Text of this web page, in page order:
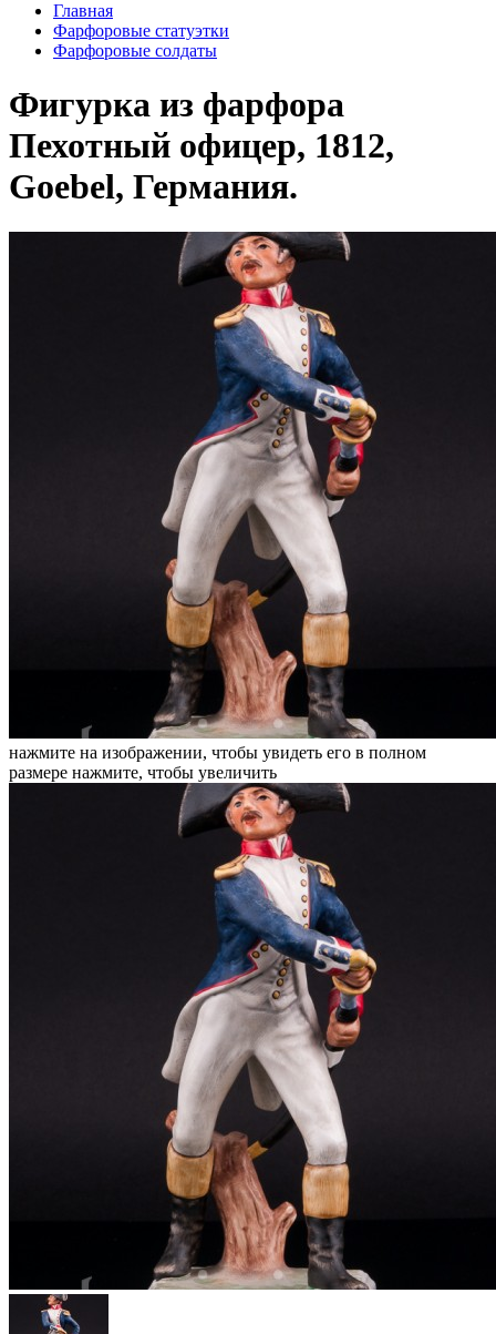
Главная
Фарфоровые статуэтки
Фарфоровые солдаты
Фигурка из фарфора
Пехотный офицер, 1812,
Goebel, Германия.
нажмите на изображении, чтобы увидеть его в полном
размере нажмите, чтобы увеличить